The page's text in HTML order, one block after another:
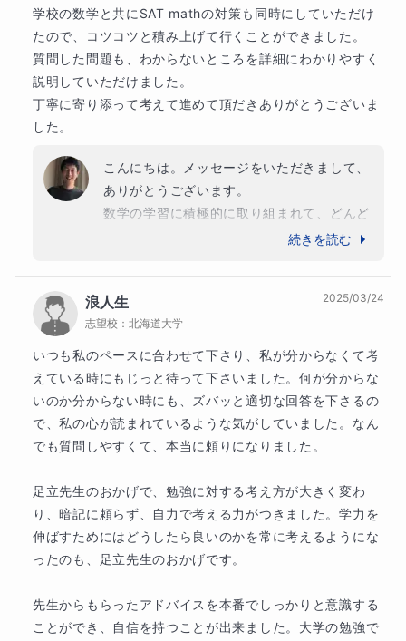
学校の数学と共にSAT mathの対策も同時にしていただけ
たので、コツコツと積み上げて行くことができました。
質問した問題も、わからないところを詳細にわかりやすく
説明していただけました。
丁寧に寄り添って考えて進めて頂だきありがとうございま
した。
こんにちは。メッセージをいただきまして、
ありがとうございます。
数学の学習に積極的に取り組まれて、どんど
ん実力をつけてゆかれました。わかりにくい
たびに考え方を吸収されました。
SAT mathについても、最近は迷わずスムー
ズに解けるようになられて、私もとても嬉し
く感じております。これからますます様々な
ことにチャレンジしましょう！
続きを読む
浪人生
志望校： 北海道大学
2025/03/24
いつも私のペースに合わせて下さり、私が分からなくて考
えている時にもじっと待って下さいました。何が分からな
いのか分からない時にも、ズバッと適切な回答を下さるの
で、私の心が読まれているような気がしていました。なん
でも質問しやすくて、本当に頼りになりました。
足立先生のおかげで、勉強に対する考え方が大きく変わ
り、暗記に頼らず、自力で考える力がつきました。学力を
伸ばすためにはどうしたら良いのかを常に考えるようにな
ったのも、足立先生のおかげです。
先生からもらったアドバイスを本番でしっかりと意識する
ことができ、自信を持つことが出来ました。大学の勉強で